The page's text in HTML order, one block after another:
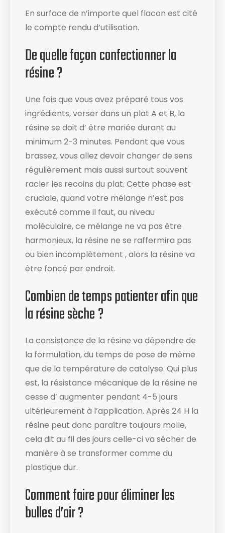
En surface de n’importe quel flacon est cité
le compte rendu d’utilisation​.
De quelle façon confectionner la
résine ?
Une fois que vous avez préparé tous vos
ingrédients, verser dans un plat A et B, la
résine se doit d’ être mariée durant au
minimum 2-3 minutes. Pendant que vous
brassez, vous allez devoir changer de sens
régulièrement mais aussi surtout souvent
racler les recoins du plat​. Cette phase est
cruciale, quand votre mélange n’est pas
exécuté comme il faut, au niveau
moléculaire, ce mélange ne va pas être
harmonieux, la résine ne se raffermira pas
ou bien incomplètement , alors la résine va
être foncé par endroit.
Combien de temps patienter afin que
la résine sèche ?
La consistance de la résine va dépendre de
la formulation, du temps de pose de même
que de la température de catalyse. Qui plus
est, la résistance mécanique de la résine ne
cesse d’ augmenter pendant 4-5 jours
ultérieurement à l’application. Après 24 H la
résine peut donc paraître toujours molle,
cela dit au fil des jours celle-ci va sécher de
manière à se transformer comme du
plastique dur.
Comment faire pour éliminer les
bulles d’air ?